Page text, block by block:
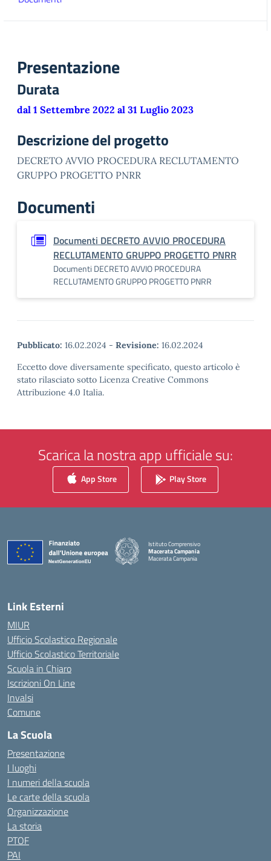
Presentazione
Durata
dal 1 Settembre 2022 al 31 Luglio 2023
Descrizione del progetto
DECRETO AVVIO PROCEDURA RECLUTAMENTO
GRUPPO PROGETTO PNRR
Documenti
Documenti DECRETO AVVIO PROCEDURA
RECLUTAMENTO GRUPPO PROGETTO PNRR
Documenti DECRETO AVVIO PROCEDURA
RECLUTAMENTO GRUPPO PROGETTO PNRR
Pubblicato: 16.02.2024 - Revisione: 16.02.2024
Eccetto dove diversamente specificato, questo articolo è
stato rilasciato sotto Licenza Creative Commons
Attribuzione 4.0 Italia.
Scarica la nostra app ufficiale su:
App Store Play Store
Istituto Comprensivo
Macerata Campania
Macerata Campania
— Visita la pagina iniziale della scuola
Link Esterni
MIUR
Ufficio Scolastico Regionale
Ufficio Scolastico Territoriale
Scuola in Chiaro
Iscrizioni On Line
Invalsi
Comune
La Scuola
Presentazione
I luoghi
I numeri della scuola
Le carte della scuola
Organizzazione
La storia
PTOF
PAI